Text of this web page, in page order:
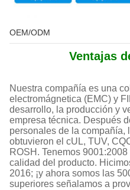
OEM/ODM
Ventajas
Nuestra compañía es una
electromágnetica (EMC) y
desarrollo, la producción y
empresa técnica. Después
personales de la compañía,
obtuvieron el cUL, TUV,
ROSH. Tenemos
calidad del producto.
2016; ¡y ahora somos las
superiores señalamos a